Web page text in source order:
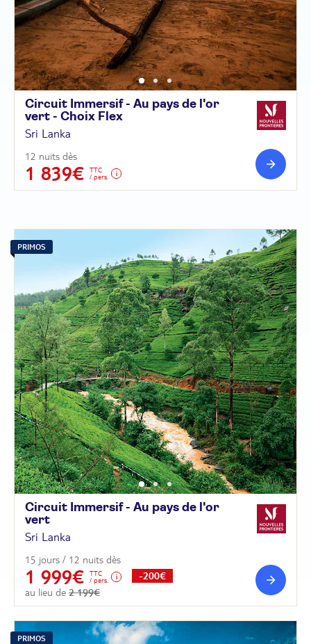
Circuit Immersif - Au pays de l'or
vert - Choix Flex
Sri Lanka
12 nuits dès
1 839€
TTC
/ pers.
PRIMOS
Circuit Immersif - Au pays de l'or
vert
Sri Lanka
15 jours / 12 nuits dès
1 999€
TTC
/ pers.
au lieu de 2 199€
-200€
PRIMOS